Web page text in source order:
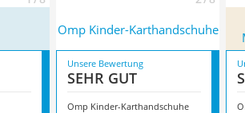
Omp Kinder-Karthandschuhe
Unsere Bewertung
SEHR GUT
Omp Kinder-Karthandschuhe